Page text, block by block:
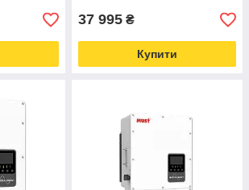
37 995 ₴
Купити